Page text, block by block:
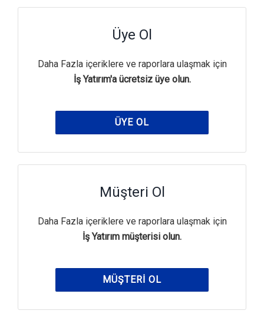
Üye Ol
Daha Fazla içeriklere ve raporlara ulaşmak için
İş Yatırım'a ücretsiz üye olun.
ÜYE OL
Müşteri Ol
Daha Fazla içeriklere ve raporlara ulaşmak için
İş Yatırım müşterisi olun.
MÜŞTERI OL